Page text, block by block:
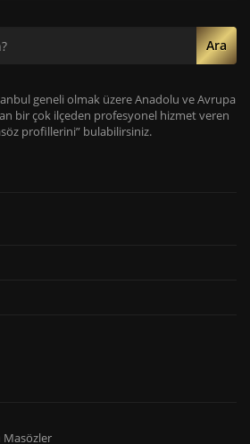
Ara
geneli olmak üzere Anadolu ve Avrupa
bir çok ilçeden profesyonel hizmet veren
profillerini” bulabilirsiniz.
Masözler